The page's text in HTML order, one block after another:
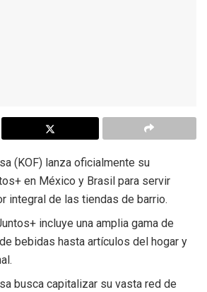
(KOF) lanza oficialmente su
en México y Brasil para servir
integral de las tiendas de barrio.
incluye una amplia gama de
bebidas hasta artículos del hogar y
busca capitalizar su vasta red de